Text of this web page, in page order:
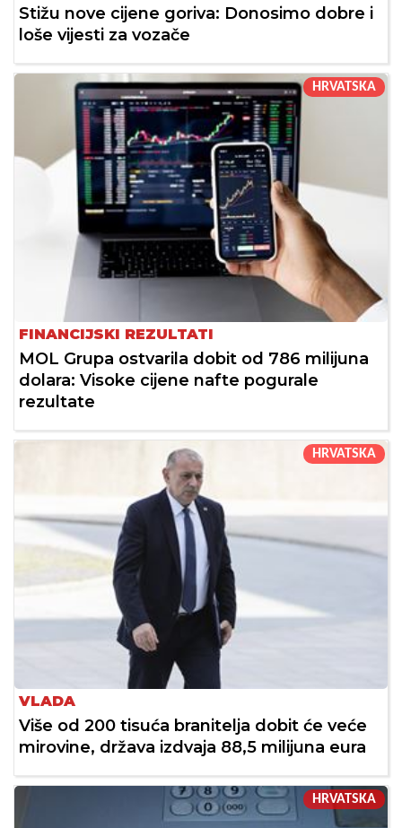
Stižu nove cijene goriva: Donosimo dobre i
loše vijesti za vozače
HRVATSKA
FINANCIJSKI REZULTATI
MOL Grupa ostvarila dobit od 786 milijuna
dolara: Visoke cijene nafte pogurale
rezultate
HRVATSKA
VLADA
Više od 200 tisuća branitelja dobit će veće
mirovine, država izdvaja 88,5 milijuna eura
HRVATSKA